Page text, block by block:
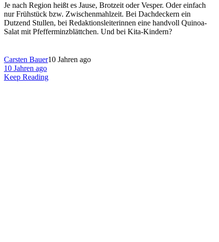
Je nach Region heißt es Jause, Brotzeit oder Vesper. Oder einfach
nur Frühstück bzw. Zwischenmahlzeit. Bei Dachdeckern ein
Dutzend Stullen, bei Redaktionsleiterinnen eine handvoll Quinoa-
Salat mit Pfefferminzblättchen. Und bei Kita-Kindern?
Carsten Bauer10 Jahren ago
10 Jahren ago
Keep Reading